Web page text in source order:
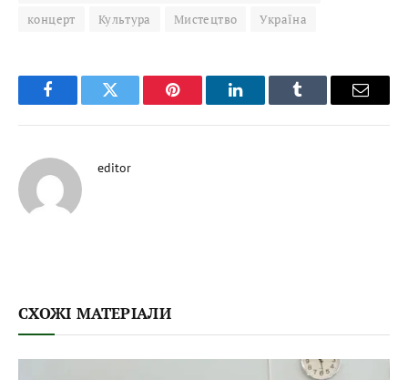
концерт
Культура Мистецтво Україна
FacebookTwitter Pinterest LinkedInTumblr Email
editor
СХОЖІ МАТЕРІАЛИ